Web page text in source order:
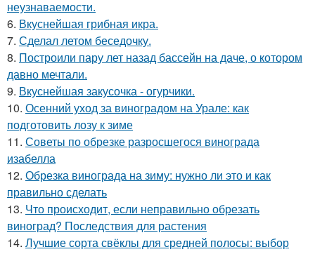
неузнаваемости.
6. Вкуснейшая грибная икра.
7. Сделал летом беседочку.
8. Построили пару лет назад бассейн на даче, о котором
давно мечтали.
9. Вкуснейшая закусочка - огурчики.
10. Осенний уход за виноградом на Урале: как
подготовить лозу к зиме
11. Советы по обрезке разросшегося винограда
изабелла
12. Обрезка винограда на зиму: нужно ли это и как
правильно сделать
13. Что происходит, если неправильно обрезать
виноград? Последствия для растения
14. Лучшие сорта свёклы для средней полосы: выбор